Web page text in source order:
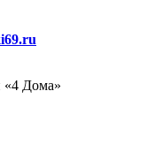
«4 Дома»